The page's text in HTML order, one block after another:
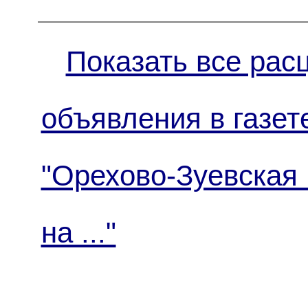
Показать все
объявления в
"Орехово-
на ..."